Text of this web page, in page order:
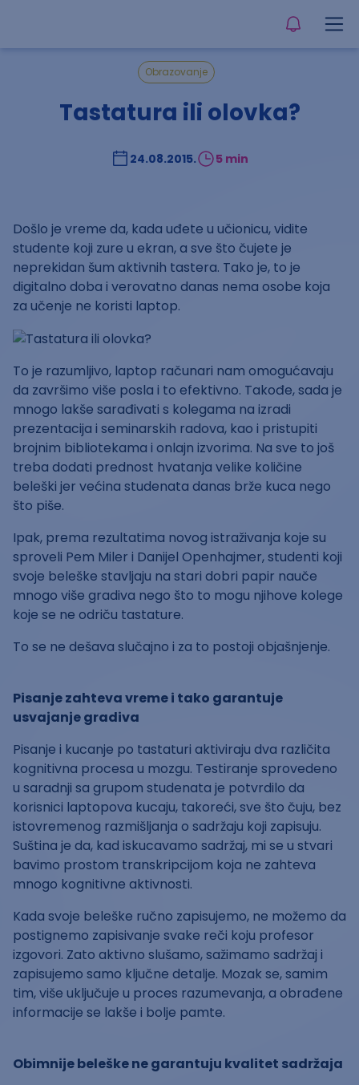
Obrazovanje
Tastatura ili olovka?
24.08.2015. 5 min
Došlo je vreme da, kada uđete u učionicu, vidite
studente koji zure u ekran, a sve što čujete je
neprekidan šum aktivnih tastera. Tako je, to je
digitalno doba i verovatno danas nema osobe koja
za učenje ne koristi laptop.
To je razumljivo, laptop računari nam omogućavaju
da završimo više posla i to efektivno. Takođe, sada je
mnogo lakše sarađivati s kolegama na izradi
prezentacija i seminarskih radova, kao i pristupiti
brojnim bibliotekama i onlajn izvorima. Na sve to još
treba dodati prednost hvatanja velike količine
beleški jer većina studenata danas brže kuca nego
što piše.
Ipak, prema rezultatima novog istraživanja koje su
sproveli Pem Miler i Danijel Openhajmer, studenti koji
svoje beleške stavljaju na stari dobri papir nauče
mnogo više gradiva nego što to mogu njihove kolege
koje se ne odriču tastature.
To se ne dešava slučajno i za to postoji objašnjenje.
Pisanje zahteva vreme i tako garantuje
usvajanje gradiva
Pisanje i kucanje po tastaturi aktiviraju dva različita
kognitivna procesa u mozgu. Testiranje sprovedeno
u saradnji sa grupom studenata je potvrdilo da
korisnici laptopova kucaju, takoreći, sve što čuju, bez
istovremenog razmišljanja o sadržaju koji zapisuju.
Suština je da, kad iskucavamo sadržaj, mi se u stvari
bavimo prostom transkripcijom koja ne zahteva
mnogo kognitivne aktivnosti.
Kada svoje beleške ručno zapisujemo, ne možemo da
postignemo zapisivanje svake reči koju profesor
izgovori. Zato aktivno slušamo, sažimamo sadržaj i
zapisujemo samo ključne detalje. Mozak se, samim
tim, više uključuje u proces razumevanja, a obrađene
informacije se lakše i bolje pamte.
Obimnije beleške ne garantuju kvalitet sadržaja